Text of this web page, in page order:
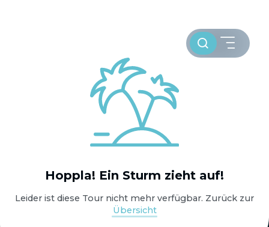
WELTWEIT SEGELN
OSTSEE SEGELTÖRNS
Toursuche
Hoppla! Ein Sturm zieht auf!
Leider ist diese Tour nicht mehr verfügbar. Zurück zur
Übersicht